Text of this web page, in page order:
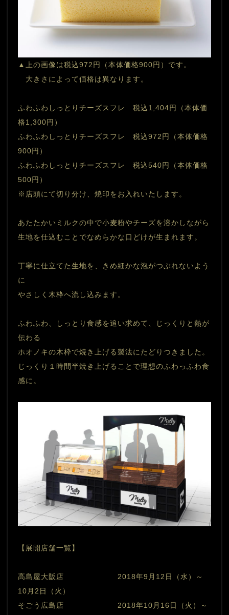
▲上の画像は税込972円（本体価格900円）です。
大きさによって価格は異なります。
ふわふわしっとりチーズスフレ　税込1,404円（本体価
格1,300円）
ふわふわしっとりチーズスフレ　税込972円（本体価格
900円）
ふわふわしっとりチーズスフレ　税込540円（本体価格
500円）
※店頭にて切り分け、焼印をお入れいたします。
あたたかいミルクの中で小麦粉やチーズを溶かしながら
生地を仕込むことでなめらかな口どけが生まれます。
丁寧に仕立てた生地を、きめ細かな泡がつぶれないよう
に
やさしく木枠へ流し込みます。
ふわふわ、しっとり食感を追い求めて、じっくりと熱が
伝わる
ホオノキの木枠で焼き上げる製法にたどりつきました。
じっくり１時間半焼き上げることで理想のふわっふわ食
感に。
【展開店舗一覧】
高島屋大阪店　　　　　　　2018年9月12日（水）～
10月2日（火）
そごう広島店　　　　　　　2018年10月16日（火）～